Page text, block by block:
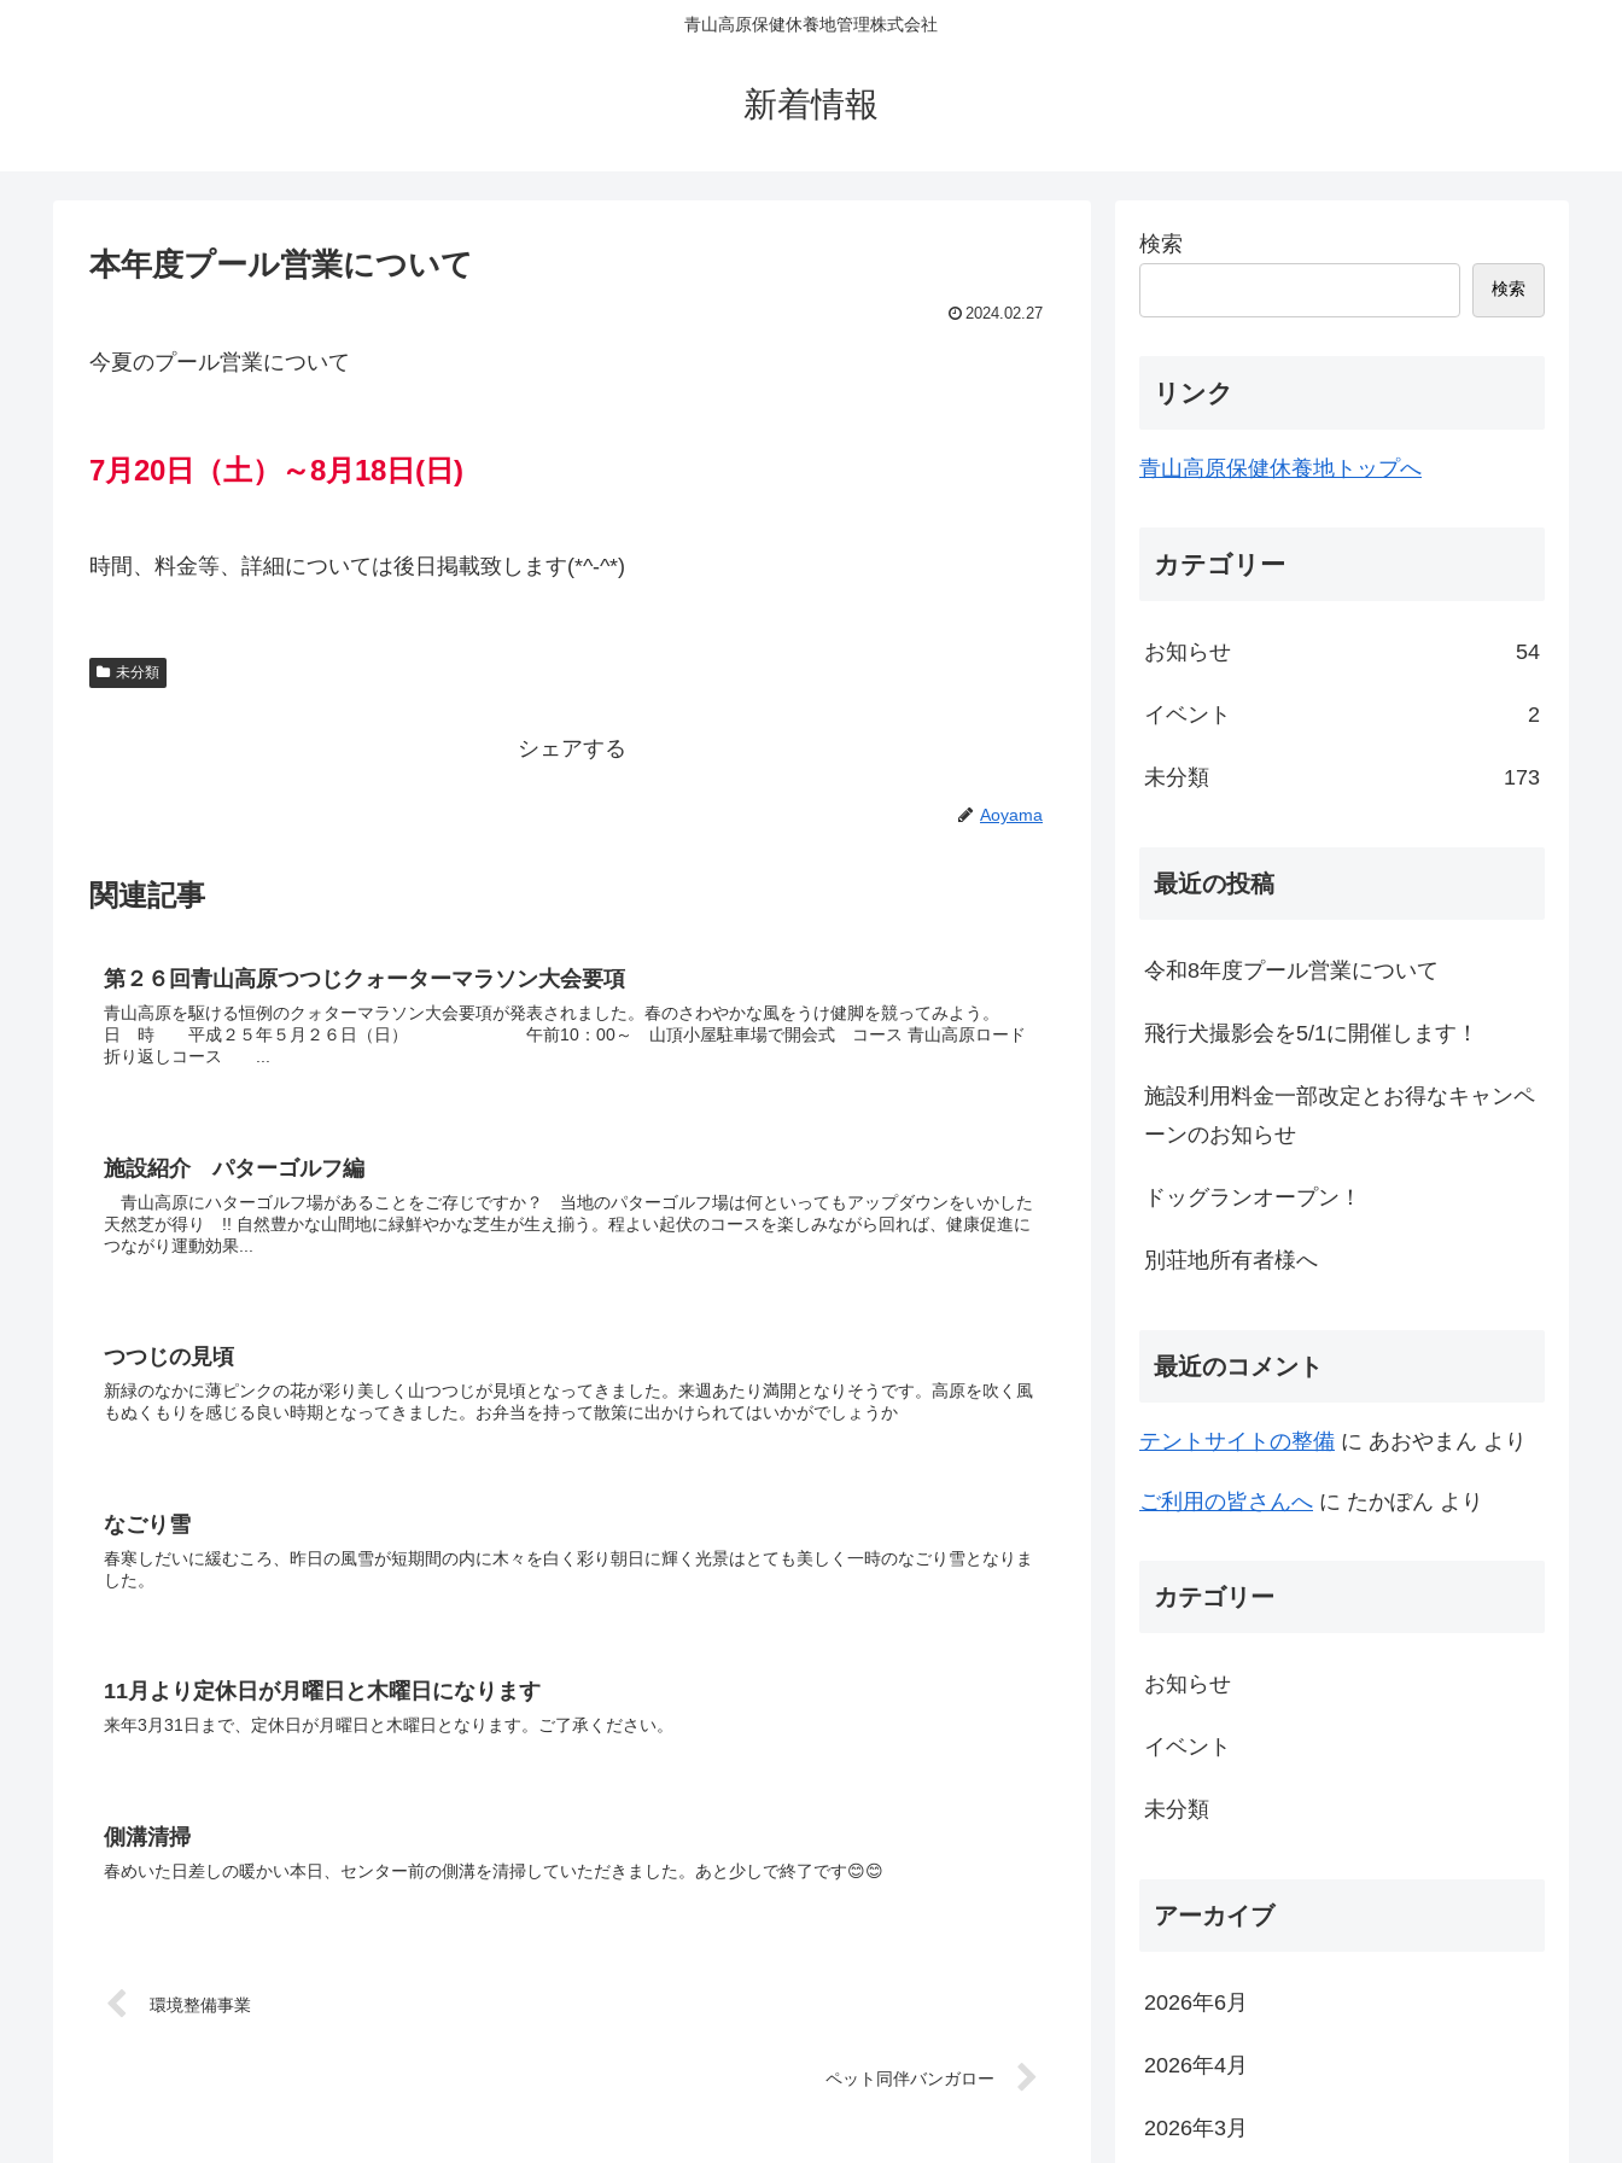
青山高原保健休養地管理株式会社
新着情報
本年度プール営業について
2024.02.27
今夏のプール営業について
7月20日（土）～8月18日(日)
時間、料金等、詳細については後日掲載致します(*^-^*)
未分類
シェアする
Aoyama
関連記事
第２６回青山高原つつじクォーターマラソン大会要項
青山高原を駆ける恒例のクォターマラソン大会要項が発表されました。春のさわやかな風をうけ健脚を競ってみよう。
日 時 平成２５年５月２６日（日） 午前10：00～ 山頂小屋駐車場で開会式 コース 青山高原ロード
折り返しコース ...
施設紹介 パターゴルフ編
青山高原にハターゴルフ場があることをご存じですか？ 当地のパターゴルフ場は何といってもアップダウンをいかした
天然芝が得り !! 自然豊かな山間地に緑鮮やかな芝生が生え揃う。程よい起伏のコースを楽しみながら回れば、健康促進に
つながり運動効果...
つつじの見頃
新緑のなかに薄ピンクの花が彩り美しく山つつじが見頃となってきました。来週あたり満開となりそうです。高原を吹く風
もぬくもりを感じる良い時期となってきました。お弁当を持って散策に出かけられてはいかがでしょうか
なごり雪
春寒しだいに緩むころ、昨日の風雪が短期間の内に木々を白く彩り朝日に輝く光景はとても美しく一時のなごり雪となりま
した。
11月より定休日が月曜日と木曜日になります
来年3月31日まで、定休日が月曜日と木曜日となります。ご了承ください。
側溝清掃
春めいた日差しの暖かい本日、センター前の側溝を清掃していただきました。あと少しで終了です😊😊
環境整備事業
ペット同伴バンガロー
検索
検索
リンク
青山高原保健休養地トップへ
カテゴリー
お知らせ 54
イベント 2
未分類 173
最近の投稿
令和8年度プール営業について
飛行犬撮影会を5/1に開催します！
施設利用料金一部改定とお得なキャンペ
ーンのお知らせ
ドッグランオープン！
別荘地所有者様へ
最近のコメント
テントサイトの整備 に あおやまん より
ご利用の皆さんへ に たかぽん より
カテゴリー
お知らせ
イベント
未分類
アーカイブ
2026年6月
2026年4月
2026年3月